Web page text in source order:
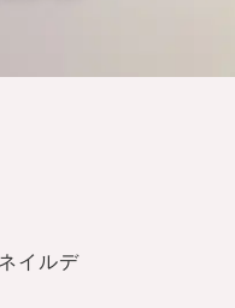
イルデ